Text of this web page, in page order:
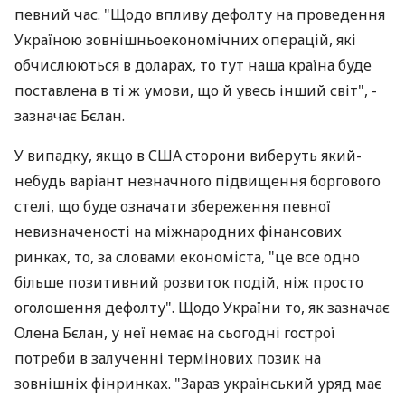
певний час. "Щодо впливу дефолту на проведення
Україною зовнішньоекономічних операцій, які
обчислюються в доларах, то тут наша країна буде
поставлена ​​в ті ж умови, що й увесь інший світ", -
зазначає Бєлан.
У випадку, якщо в США сторони виберуть який-
небудь варіант незначного підвищення боргового
стелі, що буде означати збереження певної
невизначеності на міжнародних фінансових
ринках, то, за словами економіста, "це все одно
більше позитивний розвиток подій, ніж просто
оголошення дефолту". Щодо України то, як зазначає
Олена Бєлан, у неї немає на сьогодні гострої
потреби в залученні термінових позик на
зовнішніх фінринках. "Зараз український уряд має